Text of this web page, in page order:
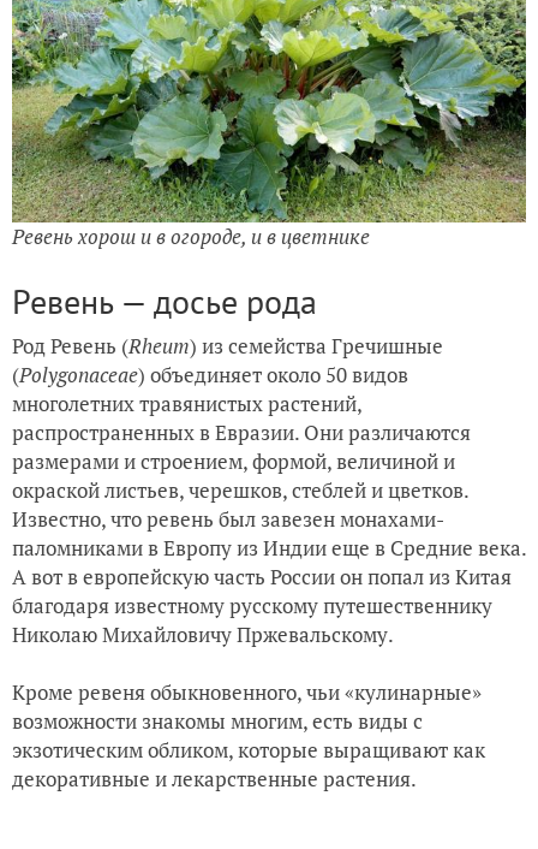
Ревень хорош и в огороде, и в цветнике
Ревень — досье рода
Род Ревень (Rheum) из семейства Гречишные
(Polygonaceae) объединяет около 50 видов
многолетних травянистых растений,
распространенных в Евразии. Они различаются
размерами и строением, формой, величиной и
окраской листьев, черешков, стеблей и цветков.
Известно, что ревень был завезен монахами-
паломниками в Европу из Индии еще в Средние века.
А вот в европейскую часть России он попал из Китая
благодаря известному русскому путешественнику
Николаю Михайловичу Пржевальскому.
Кроме ревеня обыкновенного, чьи «кулинарные»
возможности знакомы многим, есть виды с
экзотическим обликом, которые выращивают как
декоративные и лекарственные растения.